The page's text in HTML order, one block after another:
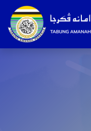
Skip to Content